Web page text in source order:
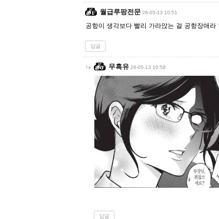
월급루팡전문 26-05-13 10:51
공항이 생각보다 빨리 가라앉는 걸 공항장애라
답글
무흑유 26-05-13 10:58
답글